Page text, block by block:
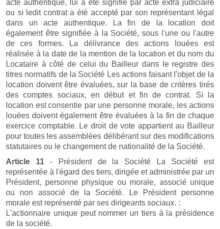
acte authentique, lui a été signifié par acte extra judiciaire
ou si ledit contrat a été accepté par son représentant légal
dans un acte authentique. La fin de la location doit
également être signifiée à la Société, sous l'une ou l'autre
de ces formes. La délivrance des actions louées est
réalisée à la date de la mention de la location et du nom du
Locataire à côté de celui du Bailleur dans le registre des
titres normatifs de la Société Les actions faisant l'objet de la
location doivent être évaluées, sur la base de critères tirés
des comptes sociaux, en début et fin de contrat. Si la
location est consentie par une personne morale, les actions
louées doivent également être évaluées à la fin de chaque
exercice comptable. Le droit de vote appartient au Bailleur
pour toutes les assemblées délibérant sur des modifications
statutaires ou le changement de nationalité de la Société.
Article 11- Président de la Société La Société est
représentée à l'égard des tiers, dirigée et administrée par un
Président, personne physique ou morale, associé unique
ou non associé de la Société. Le Président personne
morale est représenté par ses dirigeants sociaux. :
L'actionnaire unique peut nommer un tiers à la présidence
de la société.